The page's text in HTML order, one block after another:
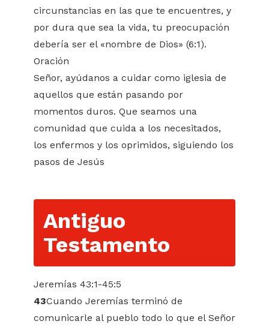
circunstancias en las que te encuentres, y
por dura que sea la vida, tu preocupación
debería ser el «nombre de Dios» (6:1).
Oración
Señor, ayúdanos a cuidar como iglesia de
aquellos que están pasando por
momentos duros. Que seamos una
comunidad que cuida a los necesitados,
los enfermos y los oprimidos, siguiendo los
pasos de Jesús
Antiguo
Testamento
Jeremías 43:1-45:5
43Cuando Jeremías terminó de
comunicarle al pueblo todo lo que el Señor